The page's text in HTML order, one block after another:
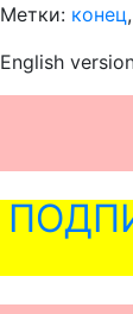
Метки: конец,
English